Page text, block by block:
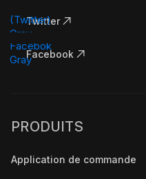
Twitter
Facebook
PRODUITS
Application de commande